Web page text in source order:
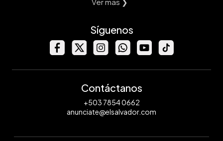
Síguenos
Contáctanos
+503 7854 0662
anunciate@elsalvador.com